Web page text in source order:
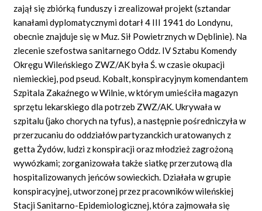
zajął się zbiórką funduszy i zrealizował projekt (sztandar
kanałami dyplomatycznymi dotarł 4 III 1941 do Londynu,
obecnie znajduje się w Muz. Sił Powietrznych w Dęblinie). Na
zlecenie szefostwa sanitarnego Oddz. IV Sztabu Komendy
Okręgu Wileńskiego ZWZ/AK była Ś. w czasie okupacji
niemieckiej, pod pseud. Kobalt, konspiracyjnym komendantem
Szpitala Zakaźnego w Wilnie, w którym umieściła magazyn
sprzętu lekarskiego dla potrzeb ZWZ/AK. Ukrywała w
szpitalu (jako chorych na tyfus), a następnie pośredniczyła w
przerzucaniu do oddziałów partyzanckich uratowanych z
getta Żydów, ludzi z konspiracji oraz młodzież zagrożoną
wywózkami; zorganizowała także siatkę przerzutową dla
hospitalizowanych jeńców sowieckich. Działała w grupie
konspiracyjnej, utworzonej przez pracowników wileńskiej
Stacji Sanitarno-Epidemiologicznej, która zajmowała się